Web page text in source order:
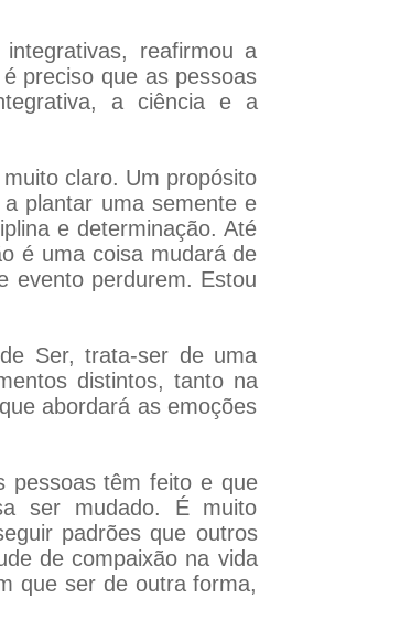
reafirmou a
preciso que as pessoas
a ciência e a
claro. Um propósito
plantar uma semente e
e determinação. Até
é uma coisa mudará de
evento perdurem. Estou
Ser, trata-ser de uma
distintos, tanto na
abordará as emoções
pessoas têm feito e que
ser mudado. É muito
padrões que outros
de compaixão na vida
que ser de outra forma,